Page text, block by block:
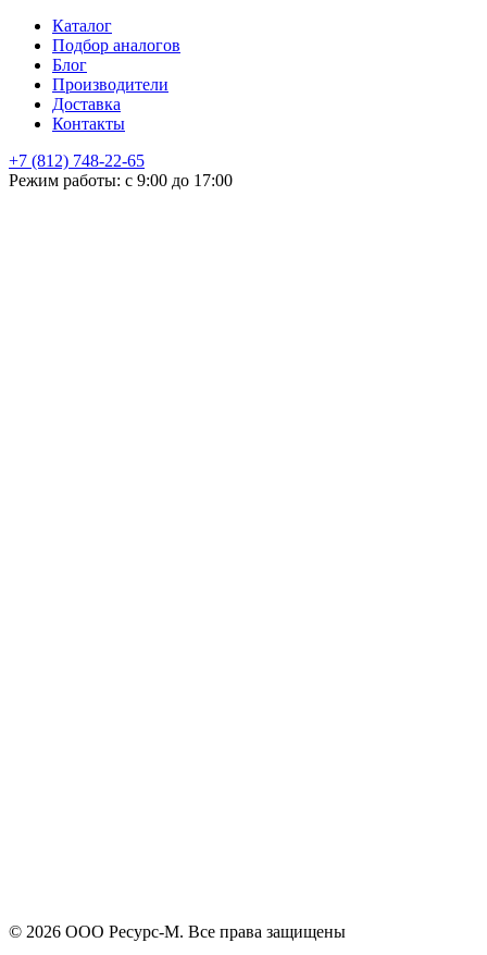
Каталог
Подбор аналогов
Блог
Производители
Доставка
Контакты
+7 (812) 748-22-65
Режим работы: с 9:00 до 17:00
НЕ НАШЛИ ЧТО ИСКАЛИ
© 2026 ООО Ресурс-М. Все права защищены